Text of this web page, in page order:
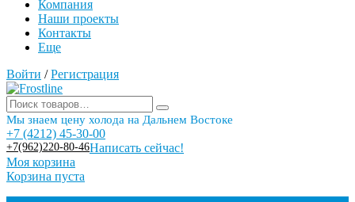
Компания
Наши проекты
Контакты
Еще
Войти / Регистрация
Мы знаем цену холода на Дальнем Востоке
+7 (4212) 45-30-00
+7(962)220-80-46Написать сейчас!
Моя корзина
Корзина пуста